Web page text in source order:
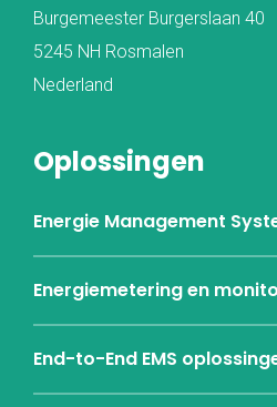
Burgemeester Burgerslaan 40
5245 NH Rosmalen
Nederland
Oplossingen
Energie Management
Energiemetering en
End-to-End EMS